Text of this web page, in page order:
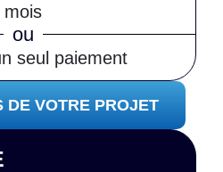
mois
ou
seul paiement
DE VOTRE PROJET